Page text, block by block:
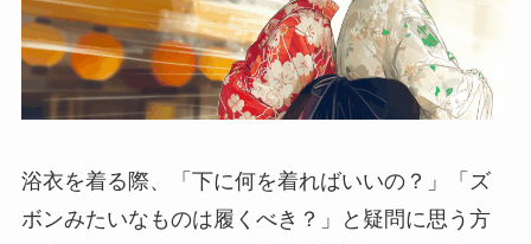
浴衣を着る際、「下に何を着ればいいの？」「ズ
ボンみたいなものは履くべき？」と疑問に思う方